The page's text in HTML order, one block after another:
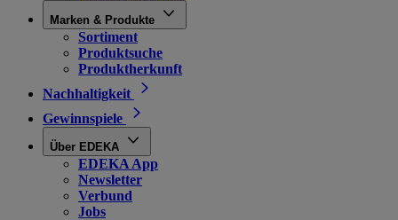
Marken & Produkte
Sortiment
Produktsuche
Produktherkunft
Nachhaltigkeit
Gewinnspiele
Über EDEKA
EDEKA App
Newsletter
Verbund
Jobs